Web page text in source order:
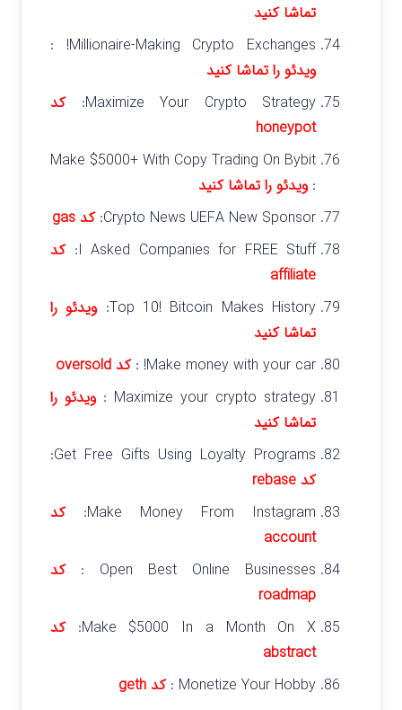
تماشا کنید
Millionaire-Making Crypto Exchanges! :
ویدئو را تماشا کنید
Maximize Your Crypto Strategy:
کد
honeypot
Make $5000+ With Copy Trading On Bybit
:ویدئو را تماشا کنید
Crypto News UEFA New Sponsor: کد gas
I Asked Companies for FREE Stuff:
کد
affiliate
Top 10! Bitcoin Makes History: ویدئو را
تماشا کنید
Make money with your car! :
کد oversold
Maximize your crypto strategy :
ویدئو را
تماشا کنید
Get Free Gifts Using Loyalty Programs:
کد rebase
Make Money From Instagram:
کد
account
Open Best Online Businesses :
کد
roadmap
Make $5000 In a Month On X:
کد
abstract
Monetize Your Hobby : کد geth